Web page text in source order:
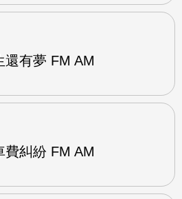
還有夢 FM AM
費糾紛 FM AM